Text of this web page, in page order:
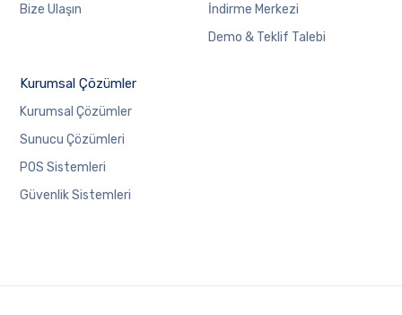
Bize Ulaşın
İndirme Merkezi
Demo & Teklif Talebi
Kurumsal Çözümler
Kurumsal Çözümler
Sunucu Çözümleri
POS Sistemleri
Güvenlik Sistemleri